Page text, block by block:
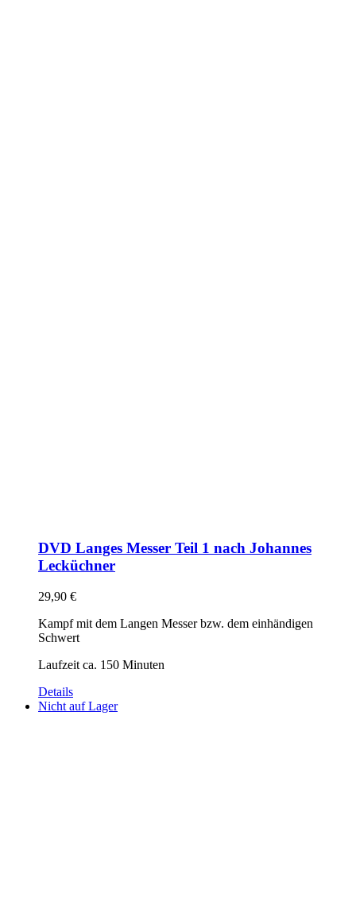
DVD Langes Messer Teil 1 nach Johannes
Lecküchner
29,90 €
Kampf mit dem Langen Messer bzw. dem einhändigen
Schwert
Laufzeit ca. 150 Minuten
Details
Nicht auf Lager